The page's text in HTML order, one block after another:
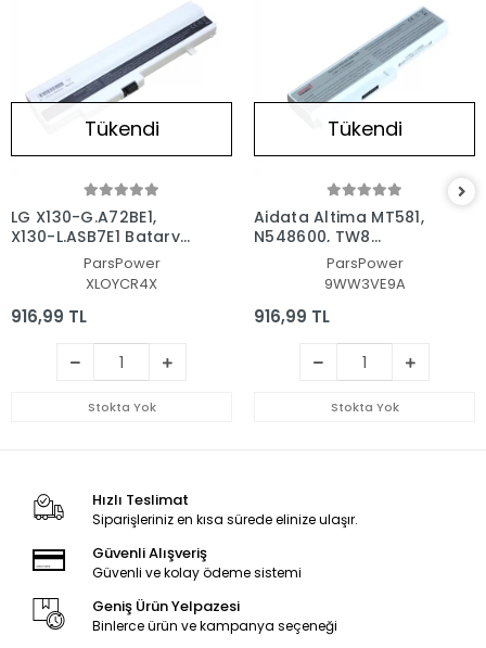
Tükendi
LG X130-G.A72BE1,
X130-L.ASB7E1 Batarya
- Pil (Pars Power)
ParsPower
XLOYCR4X
916,99 TL
Stokta Yok
Tükendi
Aidata Altima MT581,
N548600, TW8
Notebook Batarya - Pil
(Pars Power)
ParsPower
9WW3VE9A
916,99 TL
Stokta Yok
Hızlı Teslimat
Siparişleriniz en kısa sürede elinize ulaşır.
Güvenli Alışveriş
Güvenli ve kolay ödeme sistemi
Geniş Ürün Yelpazesi
Binlerce ürün ve kampanya seçeneği